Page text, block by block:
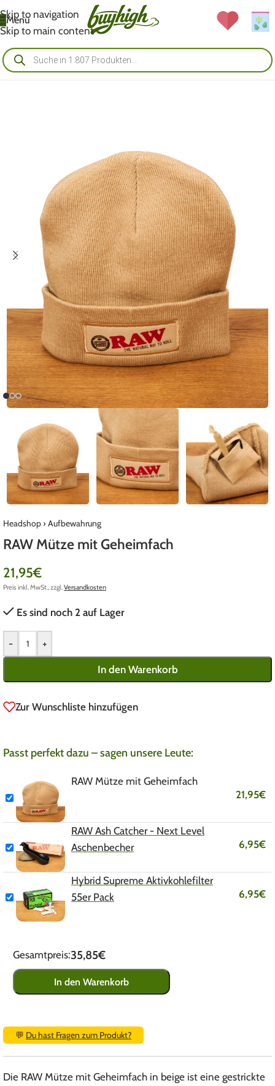
Skip to navigation
Skip to main content
Menü
Headshop› Aufbewahrung
RAW Mütze mit Geheimfach
21,95€
Preis inkl. MwSt., zzgl.Versandkosten
Es sind noch 2 auf Lager
- +
In den Warenkorb
Zur Wunschliste hinzufügen
Passt perfekt dazu – sagen unsere Leute:
RAW Mütze mit Geheimfach
21,95€
RAW Ash Catcher - Next Level
Aschenbecher
6,95€
Hybrid Supreme Aktivkohlefilter
55er Pack
6,95€
Gesamtpreis:35,85€
In den Warenkorb
💬 Du hast Fragen zum Produkt?
Die RAW Mütze mit Geheimfach in beige ist eine gestrickte